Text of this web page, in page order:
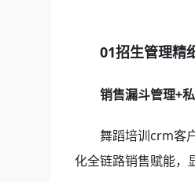
01招生管理精
销售漏斗管理+
舞蹈培训crm客
化全链路销售赋能，